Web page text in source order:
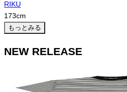
RIKU
173cm
もっとみる
NEW RELEASE